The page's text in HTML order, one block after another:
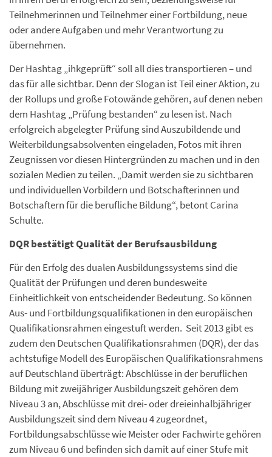
Teilnehmerinnen und Teilnehmer einer Fortbildung, neue
oder andere Aufgaben und mehr Verantwortung zu
übernehmen.
Der Hashtag „ihkgeprüft“ soll all dies transportieren – und
das für alle sichtbar. Denn der Slogan ist Teil einer Aktion, zu
der Rollups und große Fotowände gehören, auf denen neben
dem Hashtag „Prüfung bestanden“ zu lesen ist. Nach
erfolgreich abgelegter Prüfung sind Auszubildende und
Weiterbildungsabsolventen eingeladen, Fotos mit ihren
Zeugnissen vor diesen Hintergründen zu machen und in den
sozialen Medien zu teilen. „Damit werden sie zu sichtbaren
und individuellen Vorbildern und Botschafterinnen und
Botschaftern für die berufliche Bildung“, betont Carina
Schulte.
DQR bestätigt Qualität der Berufsausbildung
Für den Erfolg des dualen Ausbildungssystems sind die
Qualität der Prüfungen und deren bundesweite
Einheitlichkeit von entscheidender Bedeutung. So können
Aus- und Fortbildungsqualifikationen in den europäischen
Qualifikationsrahmen eingestuft werden. Seit 2013 gibt es
zudem den Deutschen Qualifikationsrahmen (DQR), der das
achtstufige Modell des Europäischen Qualifikationsrahmens
auf Deutschland überträgt: Abschlüsse in der beruflichen
Bildung mit zweijähriger Ausbildungszeit gehören dem
Niveau 3 an, Abschlüsse mit drei- oder dreieinhalbjähriger
Ausbildungszeit sind dem Niveau 4 zugeordnet,
Fortbildungsabschlüsse wie Meister oder Fachwirte gehören
zum Niveau 6 und befinden sich damit auf einer Stufe mit